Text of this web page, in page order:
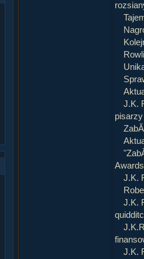
J.K.
Awards
J.K.
J.K.
J.K.